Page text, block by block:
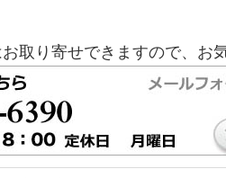
取り寄せできますので、お